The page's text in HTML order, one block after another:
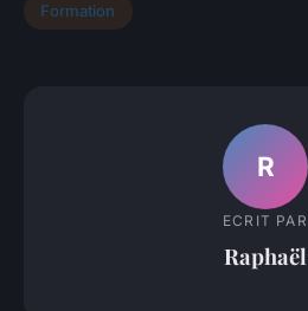
Formation
R
ECRIT PAR
Raphaël